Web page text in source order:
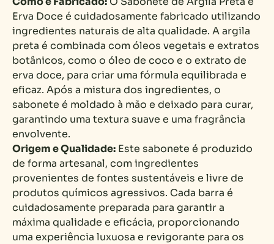
Erva Doce é cuidadosamente fabricado utilizando
ingredientes naturais de alta qualidade. A argila
preta é combinada com óleos vegetais e extratos
botânicos, como o óleo de coco e o extrato de
erva doce, para criar uma fórmula equilibrada e
eficaz. Após a mistura dos ingredientes, o
sabonete é moldado à mão e deixado para curar,
garantindo uma textura suave e uma fragrância
envolvente.
Origem e Qualidade: Este sabonete é produzido
de forma artesanal, com ingredientes
provenientes de fontes sustentáveis e livre de
produtos químicos agressivos. Cada barra é
cuidadosamente preparada para garantir a
máxima qualidade e eficácia, proporcionando
uma experiência luxuosa e revigorante para os